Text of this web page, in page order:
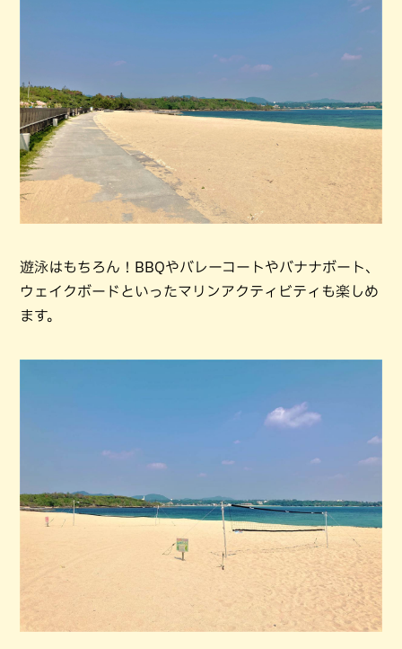
遊泳はもちろん！BBQやバレーコートやバナナボート、
ウェイクボードといったマリンアクティビティも楽しめ
ます。